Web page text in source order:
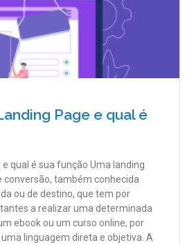
Page e qual é
e qual é sua função Uma landing
conversão, também conhecida
ou de destino, que tem por
a realizar uma determinada
ebook ou um curso online, por
linguagem direta e objetiva. A